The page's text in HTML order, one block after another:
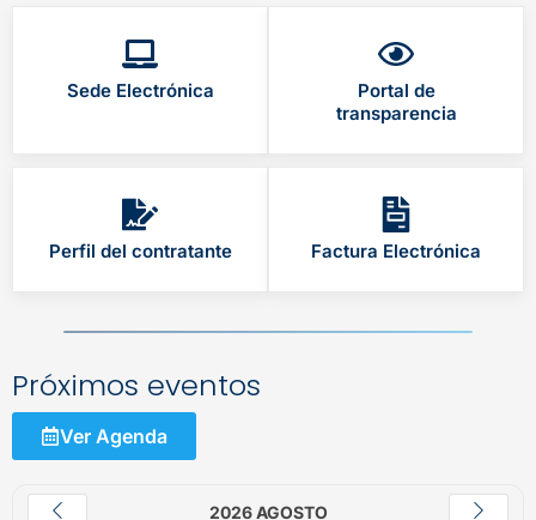
Sede Electrónica
Portal de
transparencia
Perfil del contratante Factura Electrónica
Próximos eventos
Ver Agenda
2026 AGOSTO